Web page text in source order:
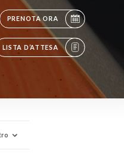
PRENOTA ORA
LISTA D’ATTESA